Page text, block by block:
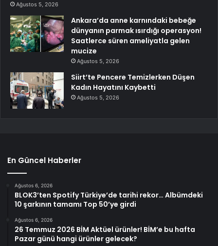
Ağustos 5, 2026
Ankara’da anne karnındaki bebeğe
dünyanın parmak ısırdığı operasyon!
Saatlerce süren ameliyatla gelen
mucize
Ağustos 5, 2026
Siirt’te Pencere Temizlerken Düşen
Kadın Hayatını Kaybetti
Ağustos 5, 2026
En Güncel Haberler
Ağustos 6, 2026
BLOK3’ten Spotify Türkiye’de tarihi rekor… Albümdeki
10 şarkının tamamı Top 50’ye girdi
Ağustos 6, 2026
26 Temmuz 2026 BİM Aktüel ürünler! BİM’e bu hafta
Pazar günü hangi ürünler gelecek?